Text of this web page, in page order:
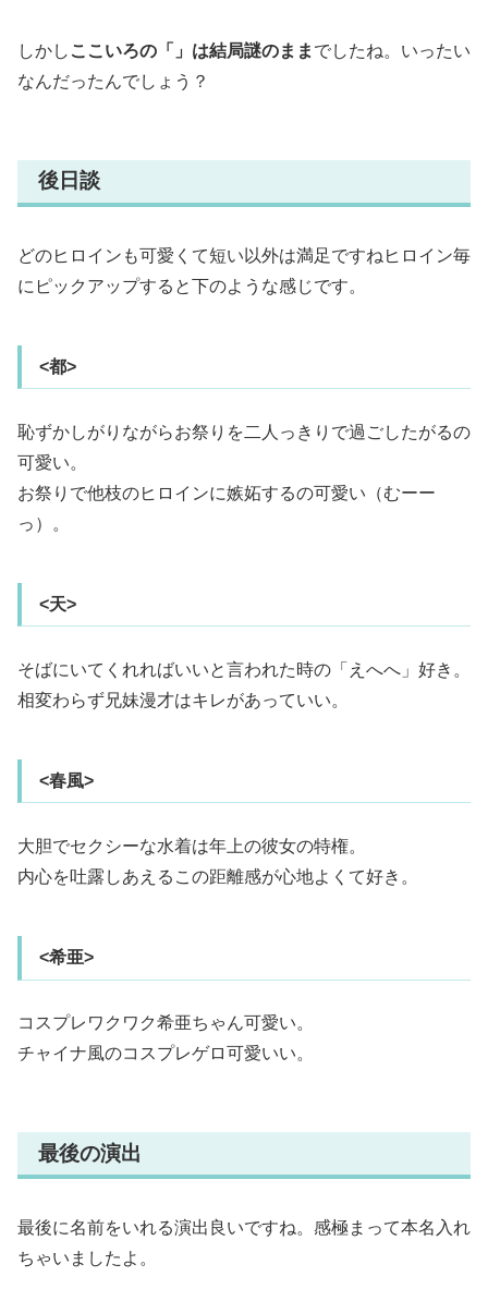
しかし ここいろの「」は結局謎のまま でしたね。いったい
なんだったんでしょう？
後日談
どのヒロインも可愛くて短い以外は満足ですねヒロイン毎
にピックアップすると下のような感じです。
<都>
恥ずかしがりながらお祭りを二人っきりで過ごしたがるの
可愛い。
お祭りで他枝のヒロインに嫉妬するの可愛い（むーー
っ）。
<天>
そばにいてくれればいいと言われた時の「えへへ」好き。
相変わらず兄妹漫才はキレがあっていい。
<春風>
大胆でセクシーな水着は年上の彼女の特権。
内心を吐露しあえるこの距離感が心地よくて好き。
<希亜>
コスプレワクワク希亜ちゃん可愛い。
チャイナ風のコスプレゲロ可愛いい。
最後の演出
最後に名前をいれる演出良いですね。感極まって本名入れ
ちゃいましたよ。